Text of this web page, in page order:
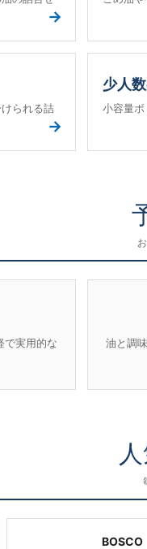
→
られる詰
→
少人
小容量ボ
で実用的な
油と調
BOSCO